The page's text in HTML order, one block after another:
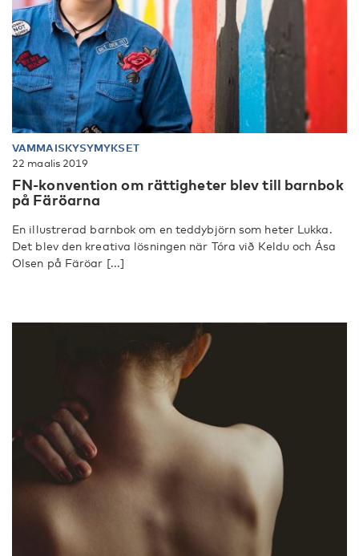
VAMMAISKYSYMYKSET
22 maalis 2019
FN-konvention om rättigheter blev till barnbok
på Färöarna
En illustrerad barnbok om en teddybjörn som heter Lukka.
Det blev den kreativa lösningen när Tóra við Keldu och Ása
Olsen på Färöar [...]